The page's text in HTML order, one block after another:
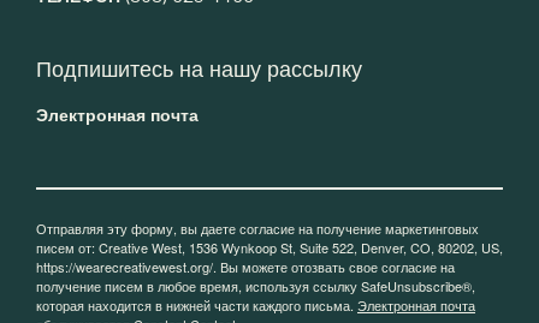
Подпишитесь на нашу рассылку
Электронная почта
Отправляя эту форму, вы даете согласие на получение маркетинговых
писем от: Creative West, 1536 Wynkoop St, Suite 522, Denver, CO, 80202, US,
https://wearecreativewest.org/. Вы можете отозвать свое согласие на
получение писем в любое время, используя ссылку SafeUnsubscribe®,
которая находится в нижней части каждого письма. Электронная почта